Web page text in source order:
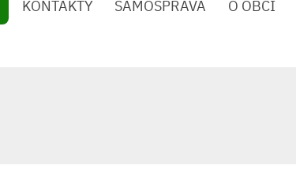
KONTAKTY SAMOSPRÁVA O OBCI